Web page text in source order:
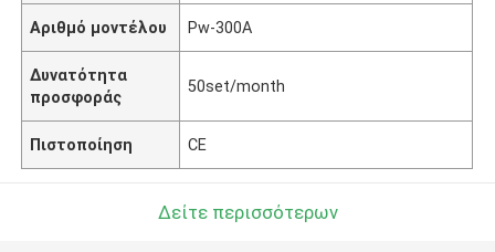
Αριθμό μοντέλου Pw-300A
Δυνατότητα
προσφοράς
50set/month
Πιστοποίηση CE
Δείτε περισσότερων